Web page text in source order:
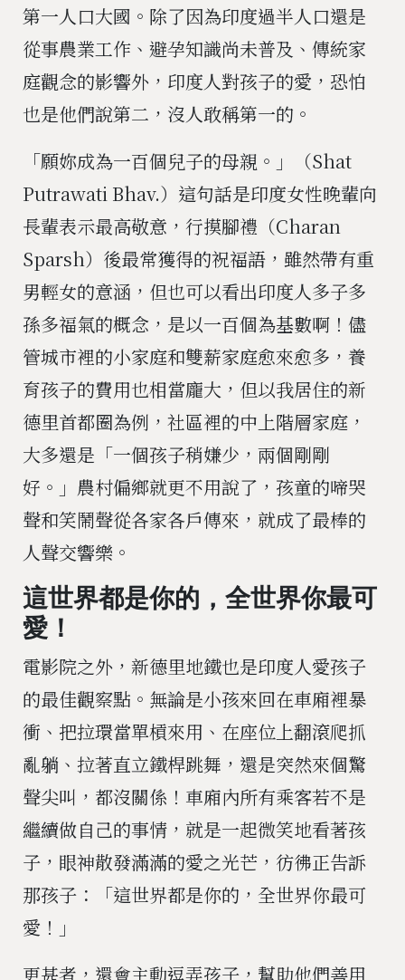
第一人口大國。除了因為印度過半人口還是
從事農業工作、避孕知識尚未普及、傳統家
庭觀念的影響外，印度人對孩子的愛，恐怕
也是他們說第二，沒人敢稱第一的。
「願妳成為一百個兒子的母親。」（Shat
Putrawati Bhav.）這句話是印度女性晚輩向
長輩表示最高敬意，行摸腳禮（Charan
Sparsh）後最常獲得的祝福語，雖然帶有重
男輕女的意涵，但也可以看出印度人多子多
孫多福氣的概念，是以一百個為基數啊！儘
管城市裡的小家庭和雙薪家庭愈來愈多，養
育孩子的費用也相當龐大，但以我居住的新
德里首都圈為例，社區裡的中上階層家庭，
大多還是「一個孩子稍嫌少，兩個剛剛
好。」農村偏鄉就更不用說了，孩童的啼哭
聲和笑鬧聲從各家各戶傳來，就成了最棒的
人聲交響樂。
這世界都是你的，全世界你最可
愛！
電影院之外，新德里地鐵也是印度人愛孩子
的最佳觀察點。無論是小孩來回在車廂裡暴
衝、把拉環當單槓來用、在座位上翻滾爬抓
亂躺、拉著直立鐵桿跳舞，還是突然來個驚
聲尖叫，都沒關係！車廂內所有乘客若不是
繼續做自己的事情，就是一起微笑地看著孩
子，眼神散發滿滿的愛之光芒，彷彿正告訴
那孩子：「這世界都是你的，全世界你最可
愛！」
更甚者，還會主動逗弄孩子，幫助他們善用